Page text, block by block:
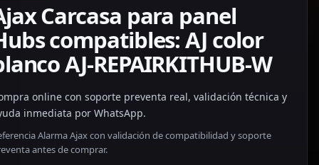
Carcasa para panel
compatibles: AJ color
AJ-REPAIRKITHUB-W
online con soporte preventa real, validación técnica y
inmediata por WhatsApp.
Alarma Ajax con validación de compatibilidad y soporte
antes de comprar.